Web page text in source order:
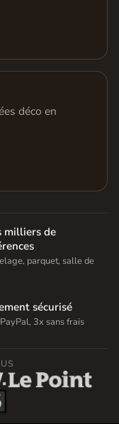
déco en
milliers de
parquet, salle de
sécurisé
3x sans frais